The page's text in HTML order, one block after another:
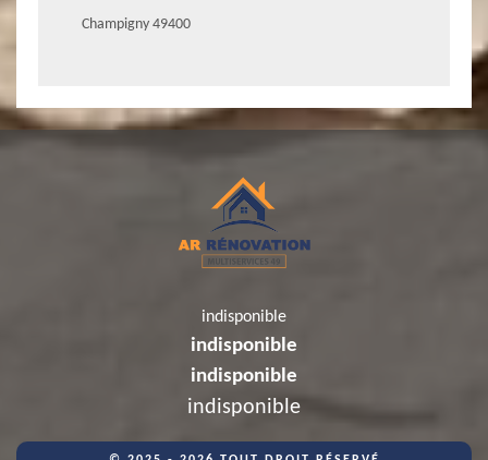
Champigny 49400
indisponible
indisponible
indisponible
indisponible